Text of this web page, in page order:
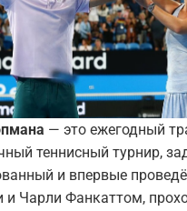
— это ежегодный
теннисный турнир,
и впервые
Чарли Фанкаттом,